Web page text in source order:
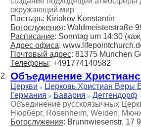
окружающий мир
Пастырь: Kiriakov Konstantin
Богослужения: Waldmeisterstraße
Расписание: Sonntag um 14:30
Адрес офиса:
Почтовый адрес: 81375 Munchen
Телефоны: +491774140582
2. Объединение
Церкви
Церковь Христиан Веры
Германия
Бавария Деггендорф
Объединение русскоязычных
Нюрберг, Rosenheim, Weiden,
Богослужения: Brunnwiesenstr. 17